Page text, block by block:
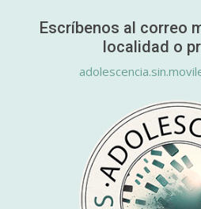
Escríbenos al correo
localidad o